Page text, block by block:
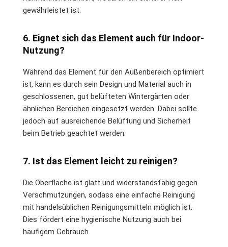
gewährleistet ist.
6. Eignet sich das Element auch für Indoor-
Nutzung?
Während das Element für den Außenbereich optimiert
ist, kann es durch sein Design und Material auch in
geschlossenen, gut belüfteten Wintergärten oder
ähnlichen Bereichen eingesetzt werden. Dabei sollte
jedoch auf ausreichende Belüftung und Sicherheit
beim Betrieb geachtet werden.
7. Ist das Element leicht zu reinigen?
Die Oberfläche ist glatt und widerstandsfähig gegen
Verschmutzungen, sodass eine einfache Reinigung
mit handelsüblichen Reinigungsmitteln möglich ist.
Dies fördert eine hygienische Nutzung auch bei
häufigem Gebrauch.